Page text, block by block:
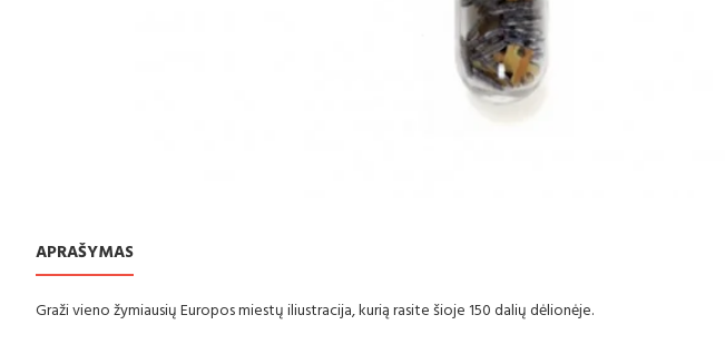
APRAŠYMAS
Graži vieno žymiausių Europos miestų iliustracija, kurią rasite šioje 150 dalių dėlionėje.